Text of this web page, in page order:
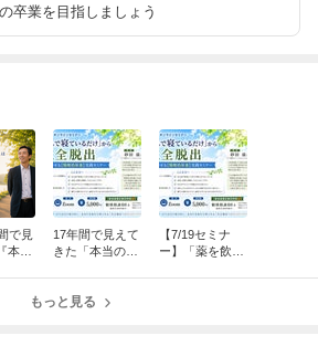
卒業を目指しましょう
で見
本当
17年間で見えて
きた「本当の休
【7/19セミナ
ー】「薬を飲ん
もっと見る